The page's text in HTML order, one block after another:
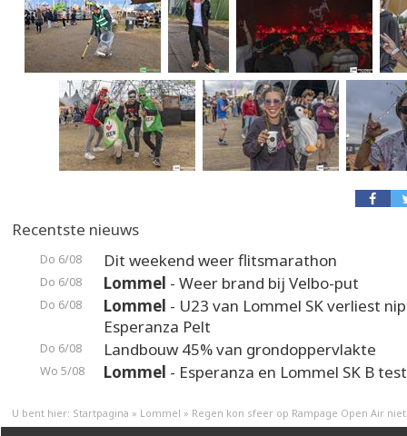
Recentste nieuws
Do 6/08 Dit weekend weer flitsmarathon
Do 6/08 Lommel - Weer brand bij Velbo-put
Do 6/08 Lommel - U23 van Lommel SK verliest
Esperanza Pelt
Do 6/08 Landbouw 45% van grondoppervlakte
Wo 5/08 Lommel - Esperanza en Lommel SK B
U bent hier: Startpagina » Lommel » Regen kon sfeer op Rampage Open Air